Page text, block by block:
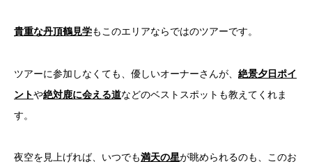
貴重な丹頂鶴見学もこのエリアならではのツアーです。
ツアーに参加しなくても、優しいオーナーさんが、 絶景夕日ポイ
ントや絶対鹿に会える道などのベストスポットも教えてくれま
す。
夜空を見上げれば、いつでも満天の星が眺められるのも、このお